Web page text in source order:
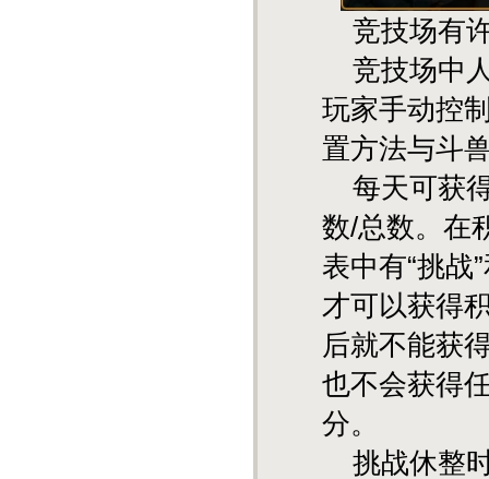
竞技场有
竞技场中
玩家手动控
置方法与斗
每天可获
数/总数。在
表中有“挑战
才可以获得
后就不能获
也不会获得
分。
挑战休整